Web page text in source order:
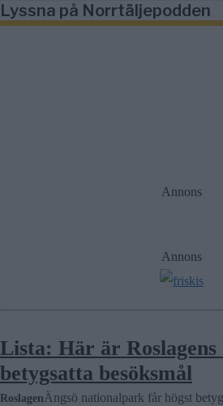
Lyssna på Norrtäljepodden
Annons
Annons
Lista: Här är Roslagens
betygsatta besöksmål
Roslagen Ängsö nationalpark får högst